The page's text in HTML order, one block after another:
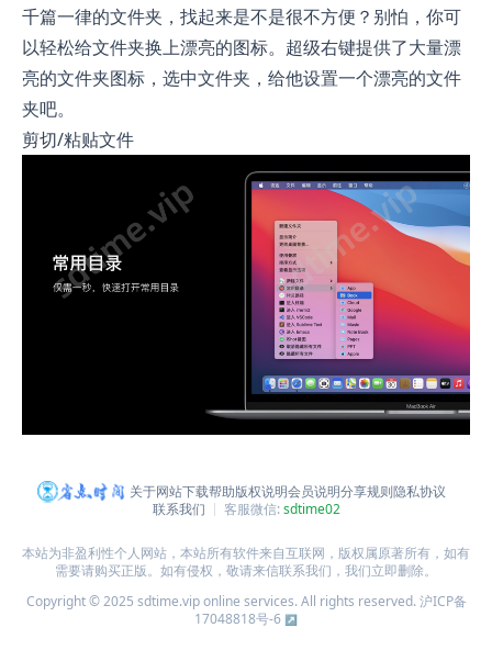
千篇一律的文件夹，找起来是不是很不方便？别怕，你可
以轻松给文件夹换上漂亮的图标。超级右键提供了大量漂
亮的文件夹图标，选中文件夹，给他设置一个漂亮的文件
夹吧。
剪切/粘贴文件
关于网站下载帮助版权说明会员说明分享规则隐私协议
联系我们
客服微信:sdtime02
本站为非盈利性个人网站，本站所有软件来自互联网，版权属原著所有，如有
需要请购买正版。如有侵权，敬请来信联系我们，我们立即删除。
Copyright © 2025 sdtime.vip online services. All rights reserved.沪ICP备
17048818号-6